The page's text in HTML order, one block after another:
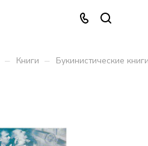
– Книги – Букинистические